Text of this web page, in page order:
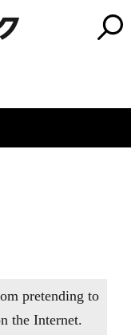
pretending to
the Internet.